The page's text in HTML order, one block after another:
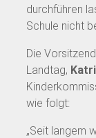
durchführen
Schule nicht
Die
Landtag,
wie folgt:
„Seit langem